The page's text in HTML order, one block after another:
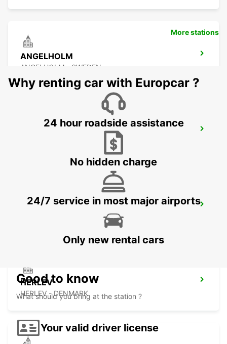
ANGELHOLM
ANGELHOLM - SWEDEN
ANGELHOLM AIRPORT
HERLEV
HERLEV - DENMARK
More stations
Why renting car with Europcar ?
24 hour roadside assistance
No hidden charge
24/7 service in most major airports
Only new rental cars
Good to know
What should you bring at the station ?
Your valid driver license